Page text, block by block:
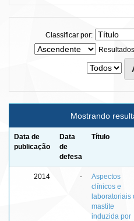
Classificar por:
Mostrando
Data de
publicação
Data
de
defesa
Título
2014 -
Aspectos
clínicos e
laboratoriais
mastite
induzida por